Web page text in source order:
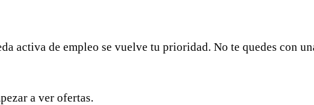
activa de empleo se vuelve tu prioridad. No te quedes con
a ver ofertas.